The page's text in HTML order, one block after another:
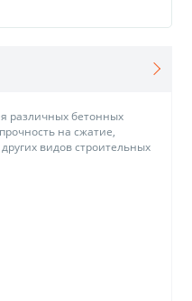
различных бетонных
на сжатие,
видов строительных